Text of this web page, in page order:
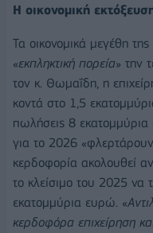
Η οικονομική
Τα οικονομικά μεγέθη
«εκπληκτική πορεία» την
τον κ. Θωμαΐδη, η
κοντά στο 1,5
πωλήσεις 8
για το 2026
κερδοφορία ακολουθεί
το κλείσιμο του 2025 να
εκατομμύρια ευρώ. «
κερδοφόρα επιχείρηση